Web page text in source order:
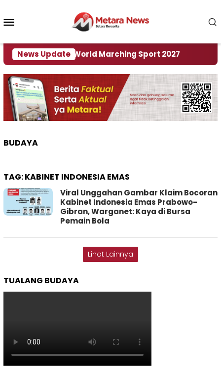
konten
News Update
Rumah World Marching Sport 2027
BUDAYA
TAG:KABINET INDONESIA EMAS
Viral Unggahan Gambar Klaim Bocoran
Kabinet Indonesia Emas Prabowo-
Gibran, Warganet: Kaya di Bursa
Pemain Bola
Lihat Lainnya
TUALANG BUDAYA